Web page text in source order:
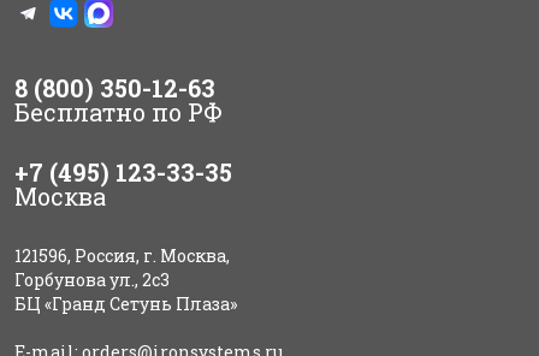
8 (800) 350-12-63
Бесплатно по РФ
+7 (495) 123-33-35
Москва
121596, Россия, г. Москва,
Горбунова ул., 2с3
БЦ «Гранд Сетунь Плаза»